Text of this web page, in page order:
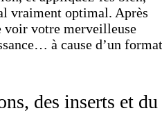
vraiment optimal. Après
voir votre merveilleuse
à cause d’un format
des inserts et du